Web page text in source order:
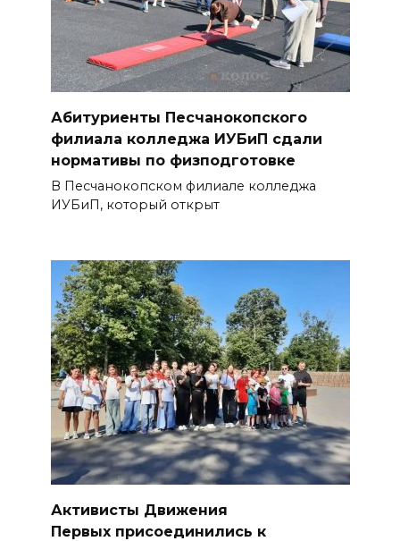
вблизи донской набережной
распустились кувшинки
06 августа 2026 20:56
Перспективы недвижимости
06 августа 2026 20:11
В Ворошиловском районе
Ростова произошло
БОЛЬШЕ НОВОСТЕЙ
Абитуриенты Песчанокопского
филиала колледжа ИУБиП сдали
нормативы по физподготовке
В Песчанокопском филиале колледжа
ИУБиП, который открыт
Активисты Движения
Первых присоединились к